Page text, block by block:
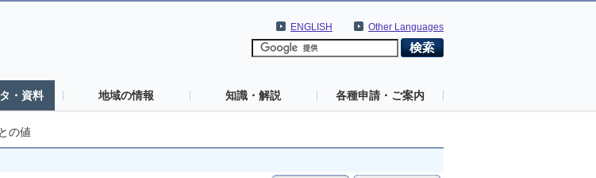
Other Languages
ENGLISH
・資料 地域の情報 知識・解説 各種申請・ご案内
の値